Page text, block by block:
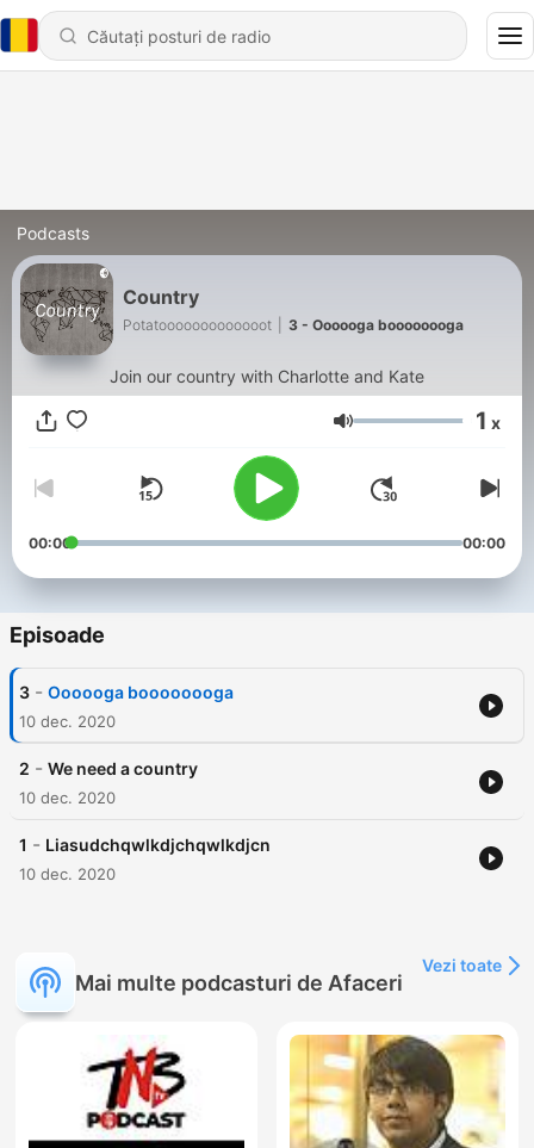
Podcasts
Country
Potatooooooooooooot 3 - Oooooga boooooooga
Join our country with Charlotte and Kate
Volum 1 x
00:00 00:00
Episoade
3 - Oooooga boooooooga
10 dec. 2020
2 - We need a country
10 dec. 2020
1 - Liasudchqwlkdjchqwlkdjcn
10 dec. 2020
Mai multe podcasturi de Afaceri
Vezi toate